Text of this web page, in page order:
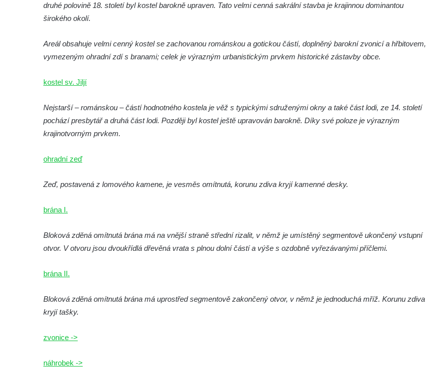
Křížová cesta Římov – XV. kaple – Malý
Pilát
Annáše (U Kaifáše)
brána
Křížová cesta Římov – XI. kaple – Ježíš
haněn a tupen
Cedronu
Křížová cesta Římov – IX. kaple – U
Křížová cesta Římov – VII. kaple – Políbení
Jidášovo
hora (Getsemanská zahrada)
Křížová cesta Římov – III. kaple – Stádní
Křížová cesta Římov – II. kaple – Poslední
druhé polovině 18. století byl kostel barokně upraven. Tato velmi cenná sakrální stavba je krajinnou dominantou
širokého okolí.
Areál obsahuje velmi cenný kostel se zachovanou románskou a gotickou částí, doplněný barokní zvonicí a hřbitovem,
vymezeným ohradní zdí s branami; celek je výrazným urbanistickým prvkem historické zástavby obce.
kostel sv. Jiljí
Nejstarší – románskou – částí hodnotného kostela je věž s typickými sdruženými okny a také část lodi, ze 14. století
pochází presbytář a druhá část lodi. Později byl kostel ještě upravován barokně. Díky své poloze je výrazným
krajinotvorným prvkem.
ohradní zeď
Zeď, postavená z lomového kamene, je vesměs omítnutá, korunu zdiva kryjí kamenné desky.
brána I.
Bloková zděná omítnutá brána má na vnější straně střední rizalit, v němž je umístěný segmentově ukončený vstupní
otvor. V otvoru jsou dvoukřídlá dřevěná vrata s plnou dolní částí a výše s ozdobně vyřezávanými příčlemi.
brána II.
Bloková zděná omítnutá brána má uprostřed segmentově zakončený otvor, v němž je jednoduchá mříž. Korunu zdiva
kryjí tašky.
zvonice ->
náhrobek ->